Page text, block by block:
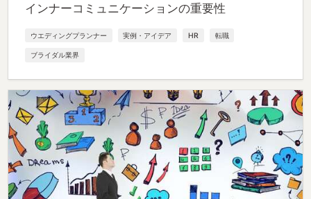
インナーコミュニケーションの重要性
ウエディングプランナー 実例・アイデア HR 転職
ブライダル業界